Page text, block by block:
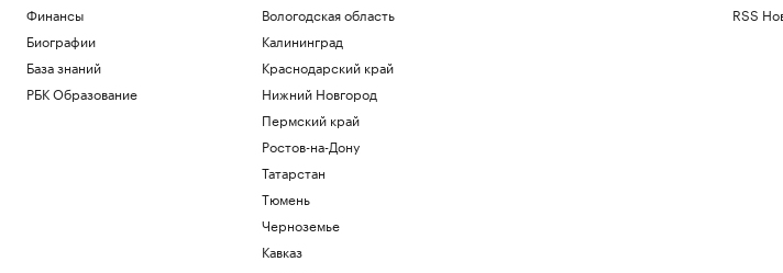
Финансы
Биографии
База знаний
РБК Образование
Вологодская область
Калининград
Краснодарский край
Нижний Новгород
Пермский край
Ростов-на-Дону
Татарстан
Тюмень
Черноземье
Кавказ
RSS